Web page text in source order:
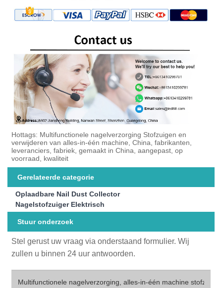
Hottags: Multifunctionele nagelverzorging Stofzuigen en
verwijderen van alles-in-één machine, China, fabrikanten,
leveranciers, fabriek, gemaakt in China, aangepast, op
voorraad, kwaliteit
Gerelateerde categorie
Oplaadbare Nail Dust Collector
Nagelstofzuiger Elektrisch
Stuur onderzoek
Stel gerust uw vraag via onderstaand formulier. Wij
zullen u binnen 24 uur antwoorden.